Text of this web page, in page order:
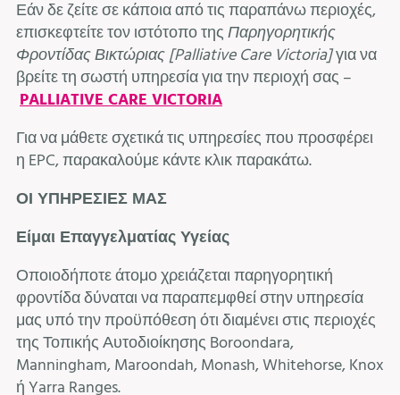
Εάν δε ζείτε σε κάποια από τις παραπάνω περιοχές,
επισκεφτείτε τον ιστότοπο τηςΠαρηγορητικής
Φροντίδας Βικτώριας [Palliative Care Victoria]για να
βρείτε τη σωστή υπηρεσία για την περιοχή σας –
PALLIATIVE CARE VICTORIA
Για να μάθετε σχετικά τις υπηρεσίες που προσφέρει
η EPC, παρακαλούμε κάντε κλικ παρακάτω.
ΟΙ ΥΠΗΡΕΣΙΕΣ ΜΑΣ
Είμαι Επαγγελματίας Υγείας
Οποιοδήποτε άτομο χρειάζεται παρηγορητική
φροντίδα δύναται να παραπεμφθεί στην υπηρεσία
μας υπό την προϋπόθεση ότι διαμένει στις περιοχές
της Τοπικής Αυτοδιοίκησης Boroondara,
Manningham, Maroondah, Monash, Whitehorse, Knox
ή Yarra Ranges.